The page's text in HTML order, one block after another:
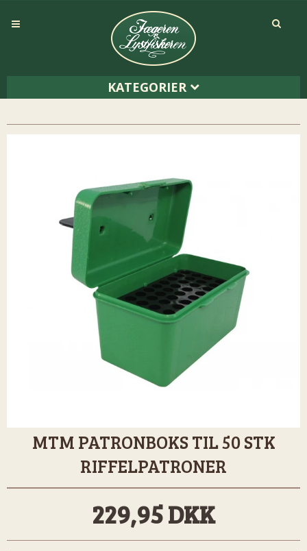
KATEGORIER
MTM PATRONBOKS TIL 50 STK
RIFFELPATRONER
229,95 DKK